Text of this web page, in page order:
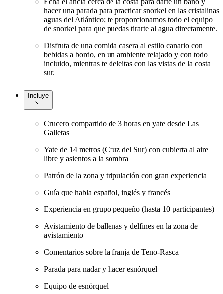
hacer una parada para practicar snorkel en las cristalinas
aguas del Atlántico; te proporcionamos todo el equipo
de snorkel para que puedas tirarte al agua directamente.
Disfruta de una comida casera al estilo canario con
bebidas a bordo, en un ambiente relajado y con todo
incluido, mientras te deleitas con las vistas de la costa
sur.
Incluye
Crucero compartido de 3 horas en yate desde Las
Galletas
Yate de 14 metros (Cruz del Sur) con cubierta al aire
libre y asientos a la sombra
Patrón de la zona y tripulación con gran experiencia
Guía que habla español, inglés y francés
Experiencia en grupo pequeño (hasta 10 participantes)
Avistamiento de ballenas y delfines en la zona de
avistamiento
Comentarios sobre la franja de Teno-Rasca
Parada para nadar y hacer esnórquel
Equipo de esnórquel